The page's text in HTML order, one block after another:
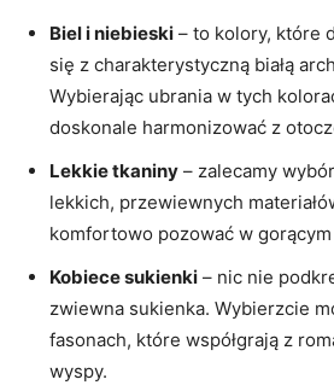
Biel i ​niebieski – ⁢to kolory, które
się z charakterystyczną białą‌
Wybierając ubrania w tych
⁣doskonale harmonizować ⁤z
Lekkie⁣ tkaniny – ⁢zalecamy
lekkich, przewiewnych
komfortowo‌ pozować w
Kobiece sukienki – nic‌ nie
‌zwiewna sukienka.‍ Wybierzcie
fasonach,​ które współgrają z
wyspy.